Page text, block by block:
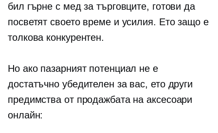
бил гърне с мед за търговците, готови да
посветят своето време и усилия. Ето защо е
толкова конкурентен.
Но ако пазарният потенциал не е
достатъчно убедителен за вас, ето други
предимства от продажбата на аксесоари
онлайн: